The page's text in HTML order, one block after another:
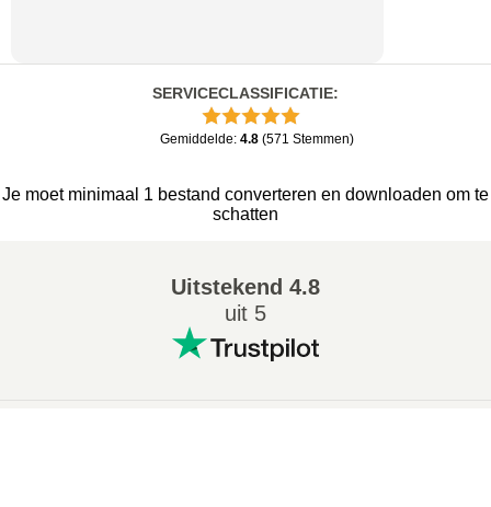
SERVICECLASSIFICATIE:
Gemiddelde: 4.8 (571 Stemmen)
Je moet minimaal 1 bestand converteren en downloaden om te
schatten
Uitstekend 4.8
uit 5